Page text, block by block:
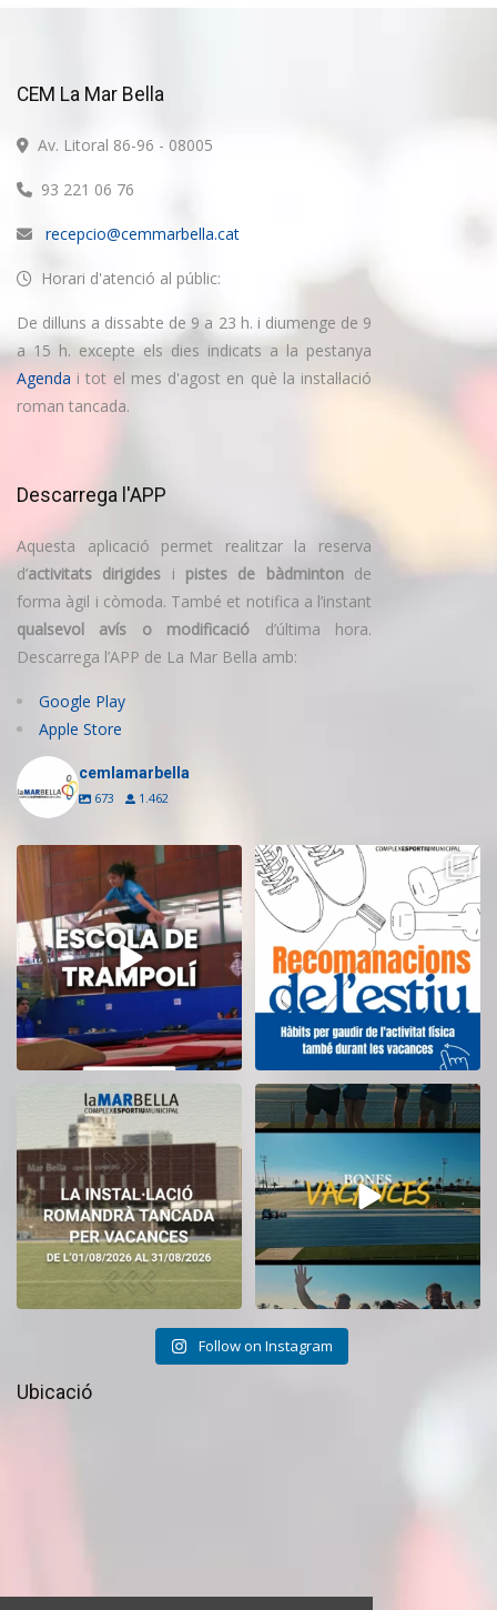
CEM La Mar Bella
Av. Litoral 86-96 - 08005
93 221 06 76
recepcio@cemmarbella.cat
Horari d'atenció al públic:
De dilluns a dissabte de 9 a 23 h. i diumenge de 9
a 15 h. excepte els dies indicats a la pestanya
Agenda i tot el mes d'agost en què la instal·lació
roman tancada.
Descarrega l'APP
Aquesta aplicació permet realitzar la reserva
d’activitats dirigides i pistes de bàdmintonde
forma àgil i còmoda. També et notifica a l’instant
qualsevol avís o modificació d’última hora.
Descarrega l’APP de La Mar Bella amb:
Google Play
Apple Store
cemlamarbella
673 1.462
Inscriu-te a l’Escola de Trampolí
del CEM
14 0
Aquest estiu, continua movent-te
i cuidant-te! ...
5 0
El CEM La Mar Bella romandrà
tancat durant el...
11
Tanquem una nova temporada al
CEM La Mar Bella. ...
Follow on Instagram
Ubicació